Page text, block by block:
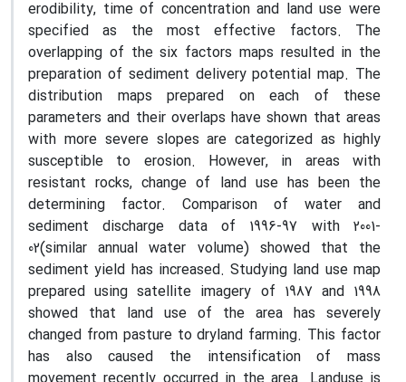
erodibility, time of concentration and land use were
specified as the most effective factors. The
overlapping of the six factors maps resulted in the
preparation of sediment delivery potential map. The
distribution maps prepared on each of these
parameters and their overlaps have shown that areas
with more severe slopes are categorized as highly
susceptible to erosion. However, in areas with
resistant rocks, change of land use has been the
determining factor. Comparison of water and
sediment discharge data of 1996-97 with 2001-
02(similar annual water volume) showed that the
sediment yield has increased. Studying land use map
prepared using satellite imagery of 1987 and 1998
showed that land use of the area has severely
changed from pasture to dryland farming. This factor
has also caused the intensification of mass